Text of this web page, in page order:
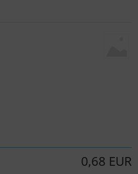
klicken Sie auf das Bild.
0,68 EUR